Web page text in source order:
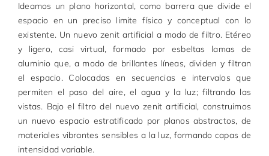
Ideamos un plano horizontal, como barrera que divide el
espacio en un preciso limite físico y conceptual con lo
existente. Un nuevo zenit artificial a modo de filtro. Etéreo
y ligero, casi virtual, formado por esbeltas lamas de
aluminio que, a modo de brillantes líneas, dividen y filtran
el espacio. Colocadas en secuencias e intervalos que
permiten el paso del aire, el agua y la luz; filtrando las
vistas. Bajo el filtro del nuevo zenit artificial, construimos
un nuevo espacio estratificado por planos abstractos, de
materiales vibrantes sensibles a la luz, formando capas de
intensidad variable.